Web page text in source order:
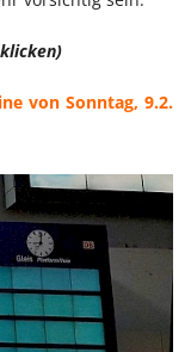
von Sonntag, 9.2.